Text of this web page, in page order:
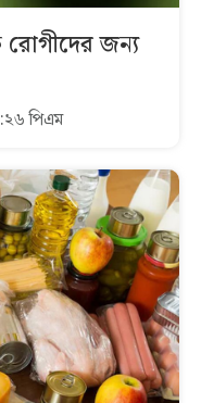
রোগীদের জন্য
পিএম